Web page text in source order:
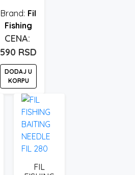
stranici
proizvoda.
Fil
Fishing
590 RSD
DODAJ U
KORPU
FIL